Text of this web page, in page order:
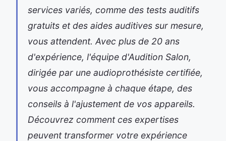
services variés, comme des tests auditifs
gratuits et des aides auditives sur mesure,
vous attendent. Avec plus de 20 ans
d'expérience, l'équipe d'Audition Salon,
dirigée par une audioprothésiste certifiée,
vous accompagne à chaque étape, des
conseils à l'ajustement de vos appareils.
Découvrez comment ces expertises
peuvent transformer votre expérience